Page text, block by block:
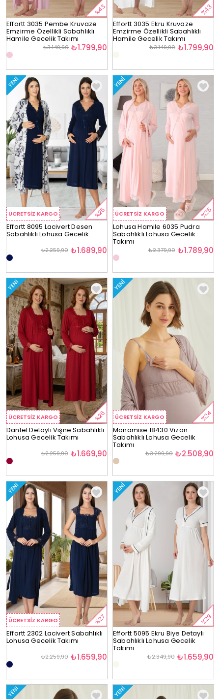
%43
Effortt 3035 Pembe Kruvaze
Emzirme Özellikli Sabahlıklı
Hamile Gecelik Takımı
₺1.799,90
₺3.149,90
%43
Effortt 3035 Ekru Kruvaze
Emzirme Özellikli Sabahlıklı
Hamile Gecelik Takımı
₺1.799,90
₺3.149,90
ÜCRETSIZ KARGO
YENI
%25
Effortt 8095 Lacivert Desen
Sabahlıklı Lohusa Gecelik
₺1.689,90
₺2.259,90
ÜCRETSIZ KARGO
YENI
%25
Lohusa Hamile 6035 Pudra
Sabahlıklı Lohusa Gecelik
Takımı
₺1.789,90
₺2.379,90
ÜCRETSIZ KARGO
YENI
%26
Dantel Detaylı Vişne Sabahlıklı
Lohusa Gecelik Takımı
₺1.669,90
₺2.259,90
ÜCRETSIZ KARGO
ÜCRETSIZ KARGO
YENI
%24
Monamise 18430 Vizon
Sabahlıklı Lohusa Gecelik
Takımı
₺2.508,90
₺3.299,90
ÜCRETSIZ KARGO
YENI
%27
Effortt 2302 Lacivert Sabahlıklı
Lohusa Gecelik Takımı
₺1.659,90
₺2.259,90
YENI
%29
Effortt 5095 Ekru Biye Detaylı
Sabahlıklı Lohusa Gecelik
Takımı
₺1.659,90
₺2.349,90
YENI YENI